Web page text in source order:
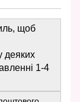
щоб
деяких
1-4